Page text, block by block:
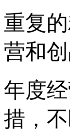
重复
营和
年度
措，